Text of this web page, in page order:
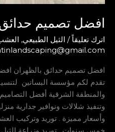
افضل تصميم
اترك تعليقاً / الثيل الطبيعي,
افضل تصميم حدائق بالظهران
تقدم لكم مؤسسة البساتين
والمنطقة الشرقية أفضل
وتنفيذ شلالات ونوافير جدارية
وأسعار مميزة . توريد وتركيب